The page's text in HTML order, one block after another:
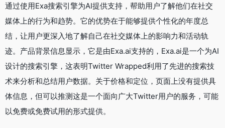
通过使用Exa搜索引擎为AI提供支持，帮助用户了解他们在社交
媒体上的行为和趋势。它的优势在于能够提供个性化的年度总
结，让用户更深入地了解自己在社交媒体上的影响力和活动轨
迹。产品背景信息显示，它是由Exa.ai支持的，Exa.ai是一个为AI
设计的搜索引擎，这表明Twitter Wrapped利用了先进的搜索技
术来分析和总结用户数据。关于价格和定位，页面上没有提供具
体信息，但可以推测这是一个面向广大Twitter用户的服务，可能
以免费或免费试用的形式提供。